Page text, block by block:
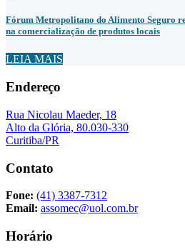
Fórum Metropolitano do Alimento Seguro
na comercialização de produtos locais
LEIA MAIS
Endereço
Rua Nicolau Maeder, 18
Alto da Glória, 80.030-330
Curitiba/PR
Contato
Fone: (41) 3387-7312
Email: assomec@uol.com.br
Horário